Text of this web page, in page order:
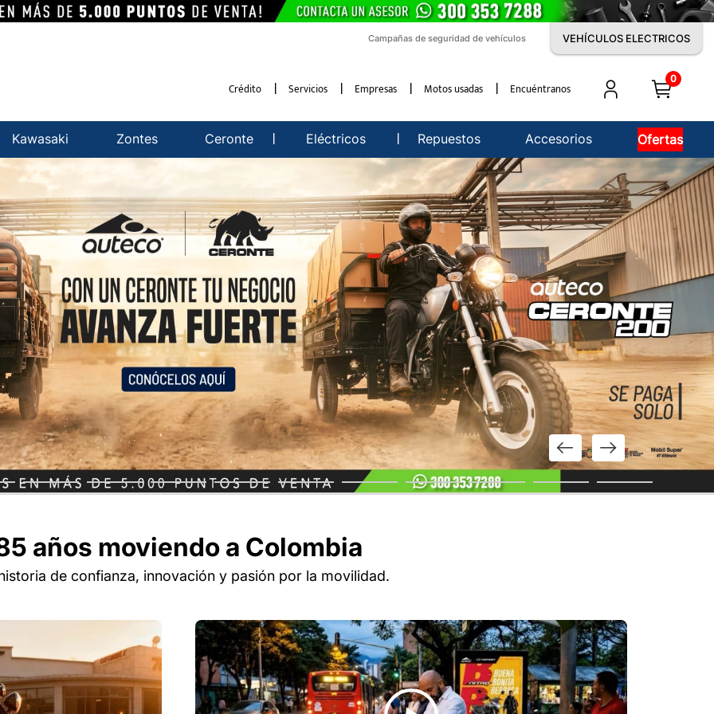
Campañas de seguridad de vehículos VEHÍCULOS ELECTRICOS
Crédito Servicios Empresas Motos usadas Encuéntranos
0
Kawasaki Zontes Ceronte Eléctricos Repuestos Accesorios Ofertas
años moviendo a Colombia
de confianza, innovación y pasión por la movilidad.